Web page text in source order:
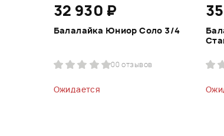
32 930 ₽
Балалайка Юниор Соло 3/4
00 отзывов
Ожидается